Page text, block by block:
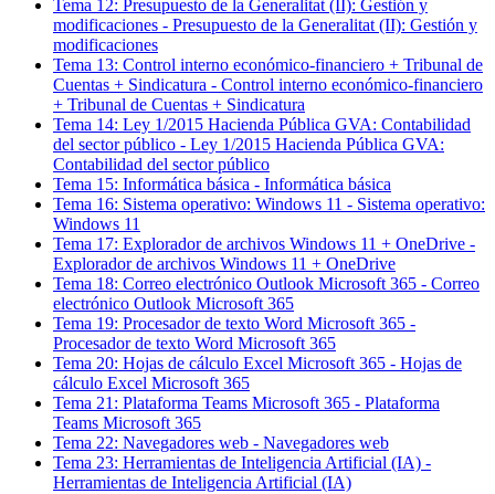
Tema 12: Presupuesto de la Generalitat (II): Gestión y
modificaciones - Presupuesto de la Generalitat (II): Gestión y
modificaciones
Tema 13: Control interno económico-financiero + Tribunal de
Cuentas + Sindicatura - Control interno económico-financiero
+ Tribunal de Cuentas + Sindicatura
Tema 14: Ley 1/2015 Hacienda Pública GVA: Contabilidad
del sector público - Ley 1/2015 Hacienda Pública GVA:
Contabilidad del sector público
Tema 15: Informática básica - Informática básica
Tema 16: Sistema operativo: Windows 11 - Sistema operativo:
Windows 11
Tema 17: Explorador de archivos Windows 11 + OneDrive -
Explorador de archivos Windows 11 + OneDrive
Tema 18: Correo electrónico Outlook Microsoft 365 - Correo
electrónico Outlook Microsoft 365
Tema 19: Procesador de texto Word Microsoft 365 -
Procesador de texto Word Microsoft 365
Tema 20: Hojas de cálculo Excel Microsoft 365 - Hojas de
cálculo Excel Microsoft 365
Tema 21 : Plataforma Teams Microsoft 365 - Plataforma
Teams Microsoft 365
Tema 22: Navegadores web - Navegadores web
Tema 23: Herramientas de Inteligencia Artificial (IA) -
Herramientas de Inteligencia Artificial (IA)